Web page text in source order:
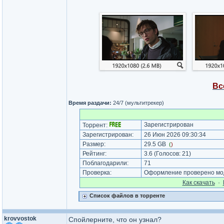
Время раздачи: 24/7 (мультитрекер)
Торрент:
Зарегистрирован
Зарегистрирован:
26 Июн 2026 09:30:34
Размер:
29.5 GB ()
Рейтинг: 3.6 (Голосов: 21)
Поблагодарили:
71
Проверка:
Оформление проверено
Как cкачать·
Список файлов в торренте
krovvostok Спойлерните, что он узнал?